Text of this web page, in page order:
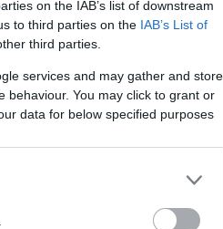
on the IAB’s list of downstream
to third parties on the IAB’s List of
third parties.
services and may gather and store
behaviour. You may click to grant or
data for below specified purposes